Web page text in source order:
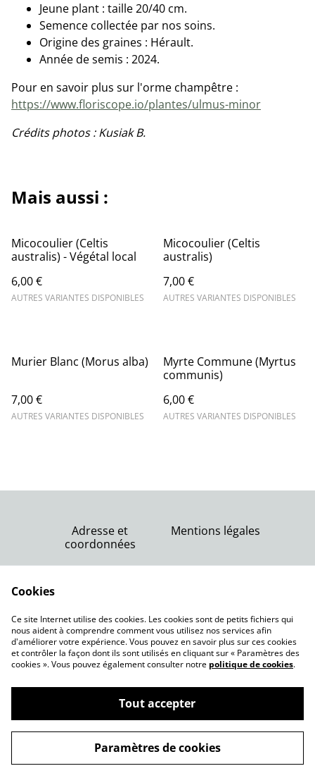
Jeune plant : taille 20/40 cm.
Semence collectée par nos soins.
Origine des graines : Hérault.
Année de semis : 2024.
Pour en savoir plus sur l'orme champêtre :
https://www.floriscope.io/plantes/ulmus-minor
Crédits photos : Kusiak B.
Mais aussi :
Micocoulier (Celtis
australis) - Végétal local
6,00 €
AUTRES VARIANTES DISPONIBLES
Micocoulier (Celtis
australis)
7,00 €
AUTRES VARIANTES DISPONIBLES
Murier Blanc (Morus alba)
7,00 €
AUTRES VARIANTES DISPONIBLES
Myrte Commune (Myrtus
communis)
6,00 €
AUTRES VARIANTES DISPONIBLES
Adresse et
coordonnées
Nous contacter
Mentions légales
Conditions générales
Politique de cookies
©2026
Pépinière Juste une graine Lansargues
(région de Montpellier, 34)
powered by
Cookies
Ce site Internet utilise des cookies. Les cookies sont de petits fichiers qui
nous aident à comprendre comment vous utilisez nos services afin
d'améliorer votre expérience. Vous pouvez en savoir plus sur ces cookies
et contrôler la façon dont ils sont utilisés en cliquant sur « Paramètres des
cookies ». Vous pouvez également consulter notre politique de cookies.
Tout accepter
Paramètres de cookies